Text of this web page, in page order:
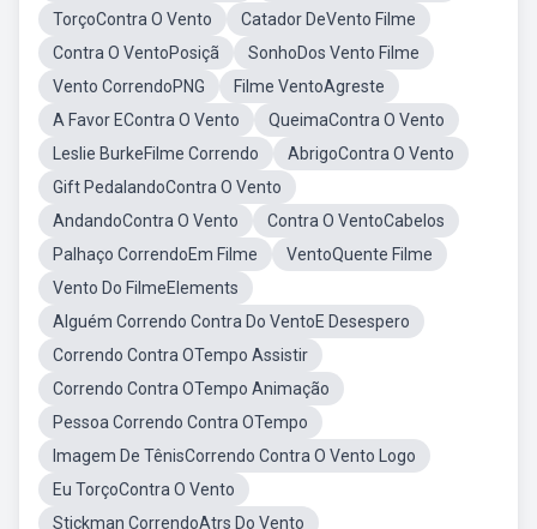
TorçoContra O Vento
Catador DeVento Filme
Contra O VentoPosiçã
SonhoDos Vento Filme
Vento CorrendoPNG
Filme VentoAgreste
A Favor EContra O Vento
QueimaContra O Vento
Leslie BurkeFilme Correndo
AbrigoContra O Vento
Gift PedalandoContra O Vento
AndandoContra O Vento
Contra O VentoCabelos
Palhaço CorrendoEm Filme
VentoQuente Filme
Vento Do FilmeElements
Alguém Correndo Contra Do VentoE Desespero
Correndo Contra OTempo Assistir
Correndo Contra OTempo Animação
Pessoa Correndo Contra OTempo
Imagem De TênisCorrendo Contra O Vento Logo
Eu TorçoContra O Vento
Stickman CorrendoAtrs Do Vento